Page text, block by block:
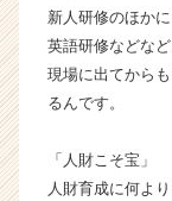
新人研修のほか
英語研修などなど
現場に出てから
るんです。
「人財こそ宝」
人財育成に何よ